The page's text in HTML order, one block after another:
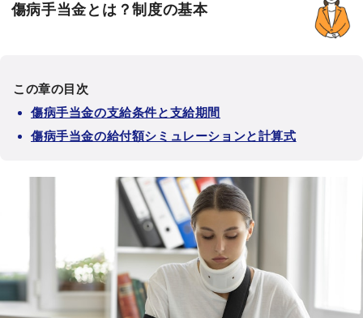
傷病手当金とは？制度の基本
この章の目次
傷病手当金の支給条件と支給期間
傷病手当金の給付額シミュレーションと計算式